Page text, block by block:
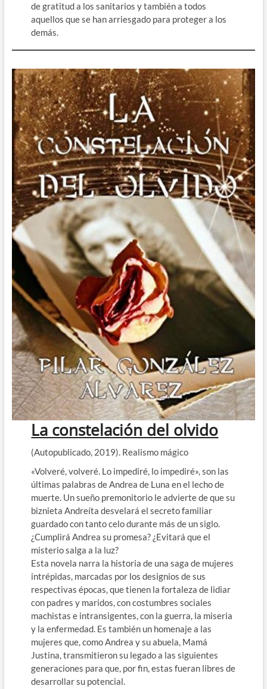
de gratitud a los sanitarios y también a todos
aquellos que se han arriesgado para proteger a los
demás.
La constelación del olvido
(Autopublicado, 2019). Realismo mágico
«Volveré, volveré. Lo impediré, lo impediré», son las
últimas palabras de Andrea de Luna en el lecho de
muerte. Un sueño premonitorio le advierte de que su
biznieta Andreíta desvelará el secreto familiar
guardado con tanto celo durante más de un siglo.
¿Cumplirá Andrea su promesa? ¿Evitará que el
misterio salga a la luz?
Esta novela narra la historia de una saga de mujeres
intrépidas, marcadas por los designios de sus
respectivas épocas, que tienen la fortaleza de lidiar
con padres y maridos, con costumbres sociales
machistas e intransigentes, con la guerra, la miseria
y la enfermedad. Es también un homenaje a las
mujeres que, como Andrea y su abuela, Mamá
Justina, transmitieron su legado a las siguientes
generaciones para que, por fin, estas fueran libres de
desarrollar su potencial.